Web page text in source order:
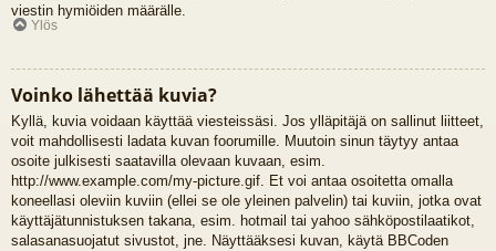
viestin hymiöiden määrälle.
Ylös
Voinko lähettää kuvia?
Kyllä, kuvia voidaan käyttää viesteissäsi. Jos ylläpitäjä on sallinut liitteet,
voit mahdollisesti ladata kuvan foorumille. Muutoin sinun täytyy antaa
osoite julkisesti saatavilla olevaan kuvaan, esim.
http://www.example.com/my-picture.gif. Et voi antaa osoitetta omalla
koneellasi oleviin kuviin (ellei se ole yleinen palvelin) tai kuviin, jotka ovat
käyttäjätunnistuksen takana, esim. hotmail tai yahoo sähköpostilaatikot,
salasanasuojatut sivustot, jne. Näyttääksesi kuvan, käytä BBCoden